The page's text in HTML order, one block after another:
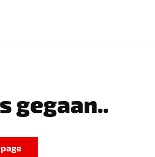
gegaan..